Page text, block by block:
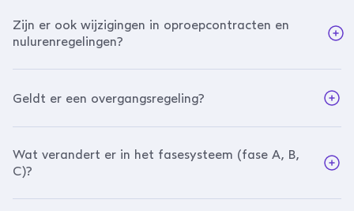
Zijn er ook wijzigingen in oproepcontracten en
nulurenregelingen?
Geldt er een overgangsregeling?
Wat verandert er in het fasesysteem (fase A, B,
C)?